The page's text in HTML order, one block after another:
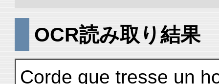
OCR読み取り結果
Corde que tresse un